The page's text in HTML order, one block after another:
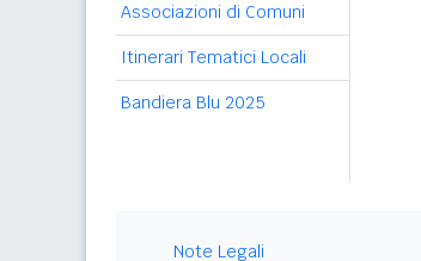
Associazioni di Comuni
Itinerari Tematici Locali
Bandiera Blu 2025
Note Legali